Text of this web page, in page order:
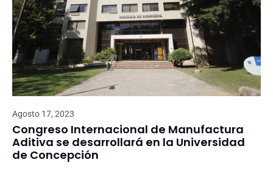
Agosto 17, 2023
Congreso Internacional de Manufactura
Aditiva se desarrollará en la Universidad
de Concepción